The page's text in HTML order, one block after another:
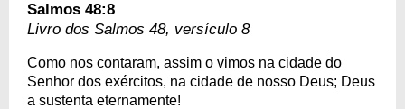
Salmos 48:8
Livro dos Salmos 48, versículo 8
Como nos contaram, assim o vimos na cidade do
Senhor dos exércitos, na cidade de nosso Deus; Deus
a sustenta eternamente!